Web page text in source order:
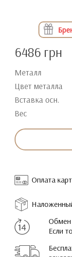
6486 грн
Металл
Цвет металла
Вставка осн.
Вес
Оплата
Обмен
Если